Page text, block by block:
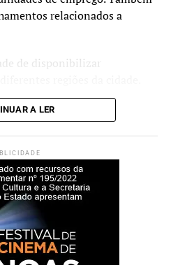
relacionados a
de disponibilizar
A LER